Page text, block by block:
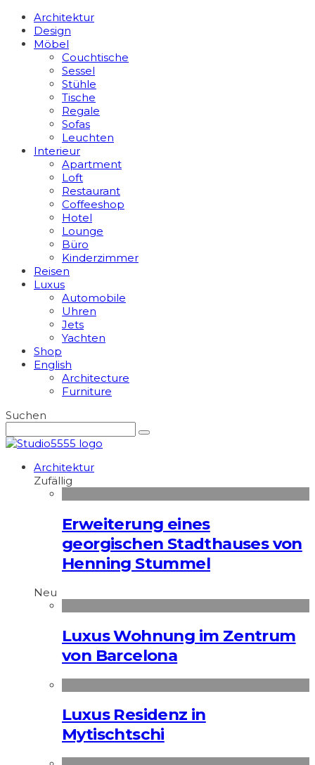
Architektur
Design
Möbel
Couchtische
Sessel
Stühle
Tische
Regale
Sofas
Leuchten
Interieur
Apart­ment
Loft
Restaurant
Coffeeshop
Hotel
Lounge
Büro
Kinderzimmer
Reisen
Luxus
Automobile
Uhren
Jets
Yachten
Shop
English
Architecture
Furniture
Suchen
Architektur
Zufällig
Erweiterung eines
georgischen Stadthauses von
Henning Stummel
Neu
Luxus Wohnung im Zentrum
von Barcelona
Luxus Residenz in
Mytischtschi